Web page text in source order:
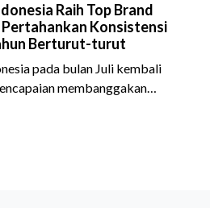
Raih Top Brand
Konsistensi
Berturut-turut
pada bulan Juli kembali
membanggakan